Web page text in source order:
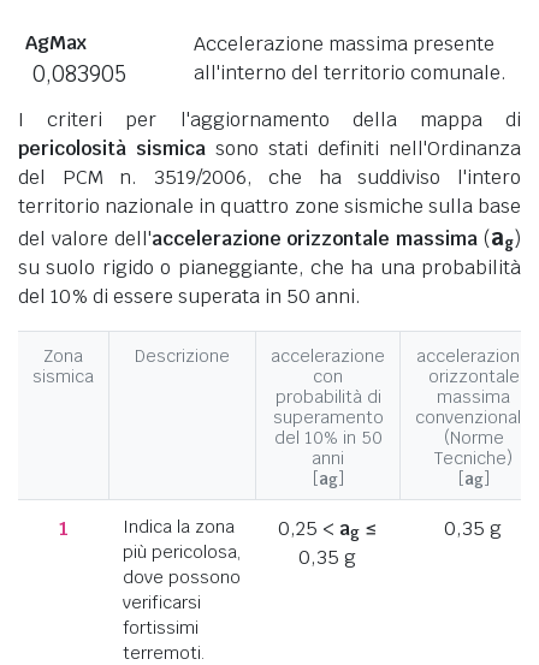
AgMax
0,083905
Accelerazione massima presente
all'interno del territorio comunale.
I criteri per l'aggiornamento della mappa di
pericolosità sismica sono stati definiti nell'Ordinanza
del PCM n. 3519/2006, che ha suddiviso l'intero
territorio nazionale in quattro zone sismiche sulla base
del valore dell'accelerazione orizzontale massima (ag)
su suolo rigido o pianeggiante, che ha una probabilità
del 10% di essere superata in 50 anni.
Zona
sismica
Descrizione
accelerazione
con
probabilità di
superamento
del 10% in 50
anni
[ag]
accelerazione
orizzontale
massima
convenzionale
(Norme
Tecniche)
[ag]
1
Indica la zona
più pericolosa,
dove possono
verificarsi
fortissimi
terremoti.
0,25 < ag≤
0,35 g
0,35 g